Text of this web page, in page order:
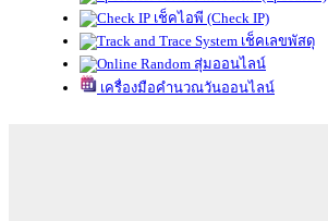
เช็คไอพี (Check IP)
เช็คเลขพัสดุ
สุ่มออนไลน์
เครื่องมือคำนวณวันออนไลน์